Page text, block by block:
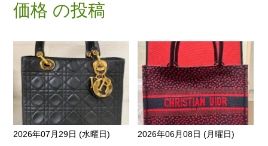
価格 の投稿
2026年07月29日 (水曜日) 2026年06月08日 (月曜日)